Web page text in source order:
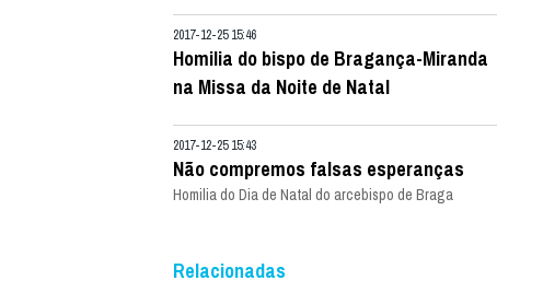
2017-12-25 15:46
Homilia do bispo de Bragança-Miranda
na Missa da Noite de Natal
2017-12-25 15:43
Não compremos falsas esperanças
Homilia do Dia de Natal do arcebispo de Braga
Relacionadas